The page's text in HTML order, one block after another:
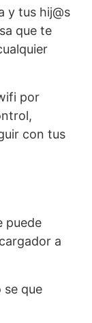
y tus hij@s
que te
por
con tus
puede
a
se que